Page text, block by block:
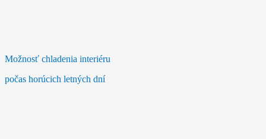
Možnosť chladenia interiéru
počas horúcich letných dní